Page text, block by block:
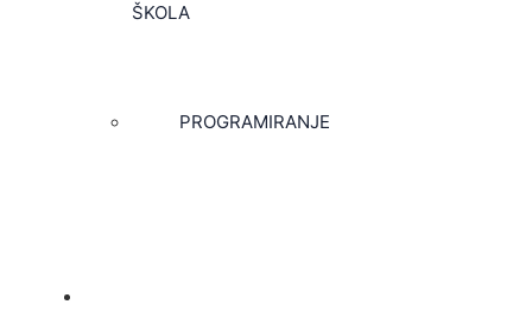
ŠKOLA
PROGRAMIRANJE